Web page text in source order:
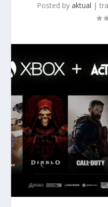
Posted by aktual |